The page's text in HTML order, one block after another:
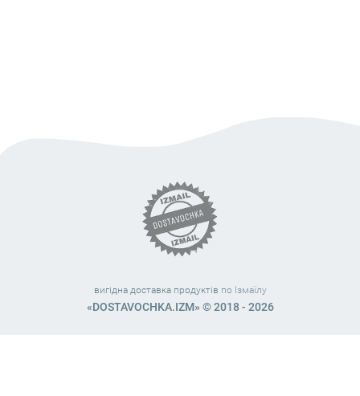
вигідна доставка продуктів по Ізмаїлу
«DOSTAVOCHKA.IZM» © 2018 - 2026